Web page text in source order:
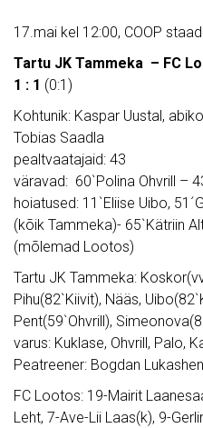
17.mai kel 12:00, COOP
Tartu JK Tammeka – FC
1 : 1 (0:1)
Kohtunik: Kaspar Uustal,
Tobias Saadla
pealtvaatajaid: 43
väravad: 60`Polina Ohvrill –
hoiatused: 11`Eliise Uibo,
(kõik Tammeka)- 65`Kätriin
(mõlemad Lootos)
Tartu JK Tammeka:
Pihu(82`Kiivit), Nääs,
Pent(59`Ohvrill),
varus: Kuklase, Ohvrill, Palo,
Peatreener: Bogdan
FC Lootos: 19-Mairit
Leht, 7-Ave-Lii Laas(k), 9-